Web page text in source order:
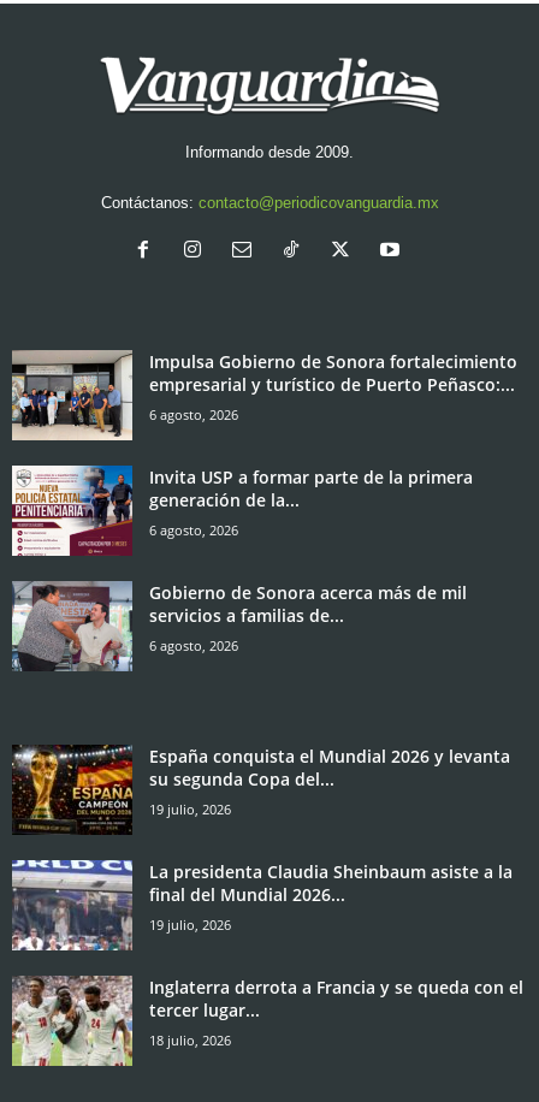
Informando desde 2009.
Contáctanos: contacto@periodicovanguardia.mx
Impulsa Gobierno de Sonora fortalecimiento
empresarial y turístico de Puerto Peñasco:...
6 agosto, 2026
Invita USP a formar parte de la primera
generación de la...
6 agosto, 2026
Gobierno de Sonora acerca más de mil
servicios a familias de...
6 agosto, 2026
España conquista el Mundial 2026 y levanta
su segunda Copa del...
19 julio, 2026
La presidenta Claudia Sheinbaum asiste a la
final del Mundial 2026...
19 julio, 2026
Inglaterra derrota a Francia y se queda con el
tercer lugar...
18 julio, 2026